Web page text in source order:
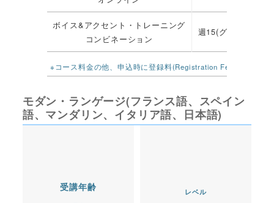
ボイス&アクセント・トレーニング
コンビネーション
週15(グループ)+週
※コース料金の他、申込時に登録料(Registration Fee)£100が
モダン・ランゲージ(フランス語、スペイン
語、マンダリン、イタリア語、日本語)
受講年齢 レベル